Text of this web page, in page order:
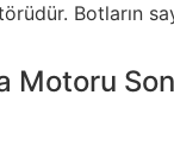
Botların
Motoru